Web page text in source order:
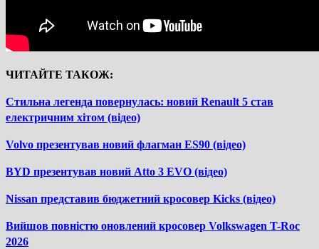
ЧИТАЙТЕ ТАКОЖ:
Стильна легенда повернулась: новий Renault 5 став
електричним хітом (відео)
Volvo презентував новий флагман ES90 (відео)
BYD презентував новий Atto 3 EVO (відео)
Nissan представив бюджетний кросовер Kicks (відео)
Вийшов повністю оновлений кросовер Volkswagen T-Roc
2026